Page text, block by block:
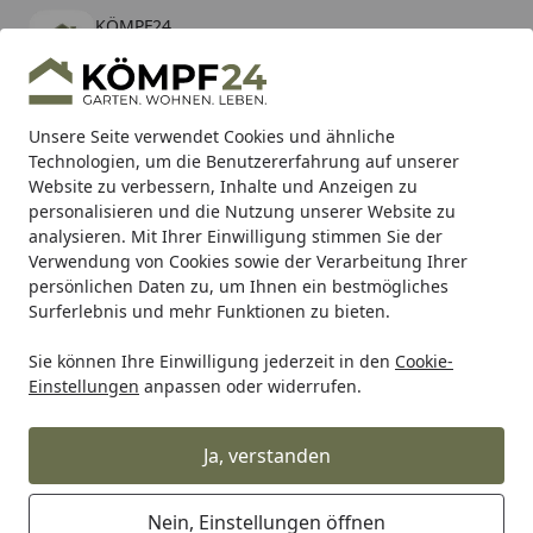
Unsere Seite verwendet Cookies und ähnliche
Technologien, um die Benutzererfahrung auf unserer
Website zu verbessern, Inhalte und Anzeigen zu
personalisieren und die Nutzung unserer Website zu
analysieren. Mit Ihrer Einwilligung stimmen Sie der
Verwendung von Cookies sowie der Verarbeitung Ihrer
persönlichen Daten zu, um Ihnen ein bestmögliches
Surferlebnis und mehr Funktionen zu bieten.
Sie können Ihre Einwilligung jederzeit in den Cookie-
Einstellungen anpassen oder widerrufen.
Ja, verstanden
Nein, Einstellungen öffnen
KÖMPF24
kostenlos - Im App Store
Hotline
Alle Produkte
Mein Konto
Suchen
Karibu Pools inkl. gratis Sandfilteranlage & Pool-
Starterset (Gesamtwert bis 468,99€)
Startseite
Zaun Sichtschutzzaun Bambus Sichtschutz Zäune
TraumGarten Bambu 179x179 cm
(1 Bewertung)